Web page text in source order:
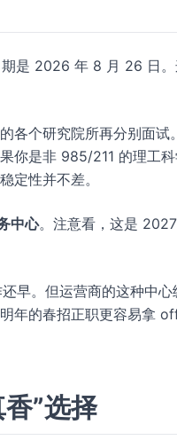
是 2026 年 8 月 26 日
各个研究院所再分别面
你是非 985/211 的理工
定性并不差。
中心。注意看，这是
早。但运营商的这种中
年的春招正职更容易拿
”选择